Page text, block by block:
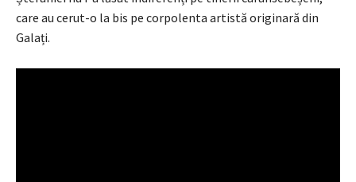
care au cerut-o la bis pe corpolenta artistă originară din
Galați.